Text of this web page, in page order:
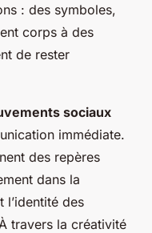
: des symboles,
corps à des
de rester
sociaux
immédiate.
des repères
dans la
des
travers la créativité